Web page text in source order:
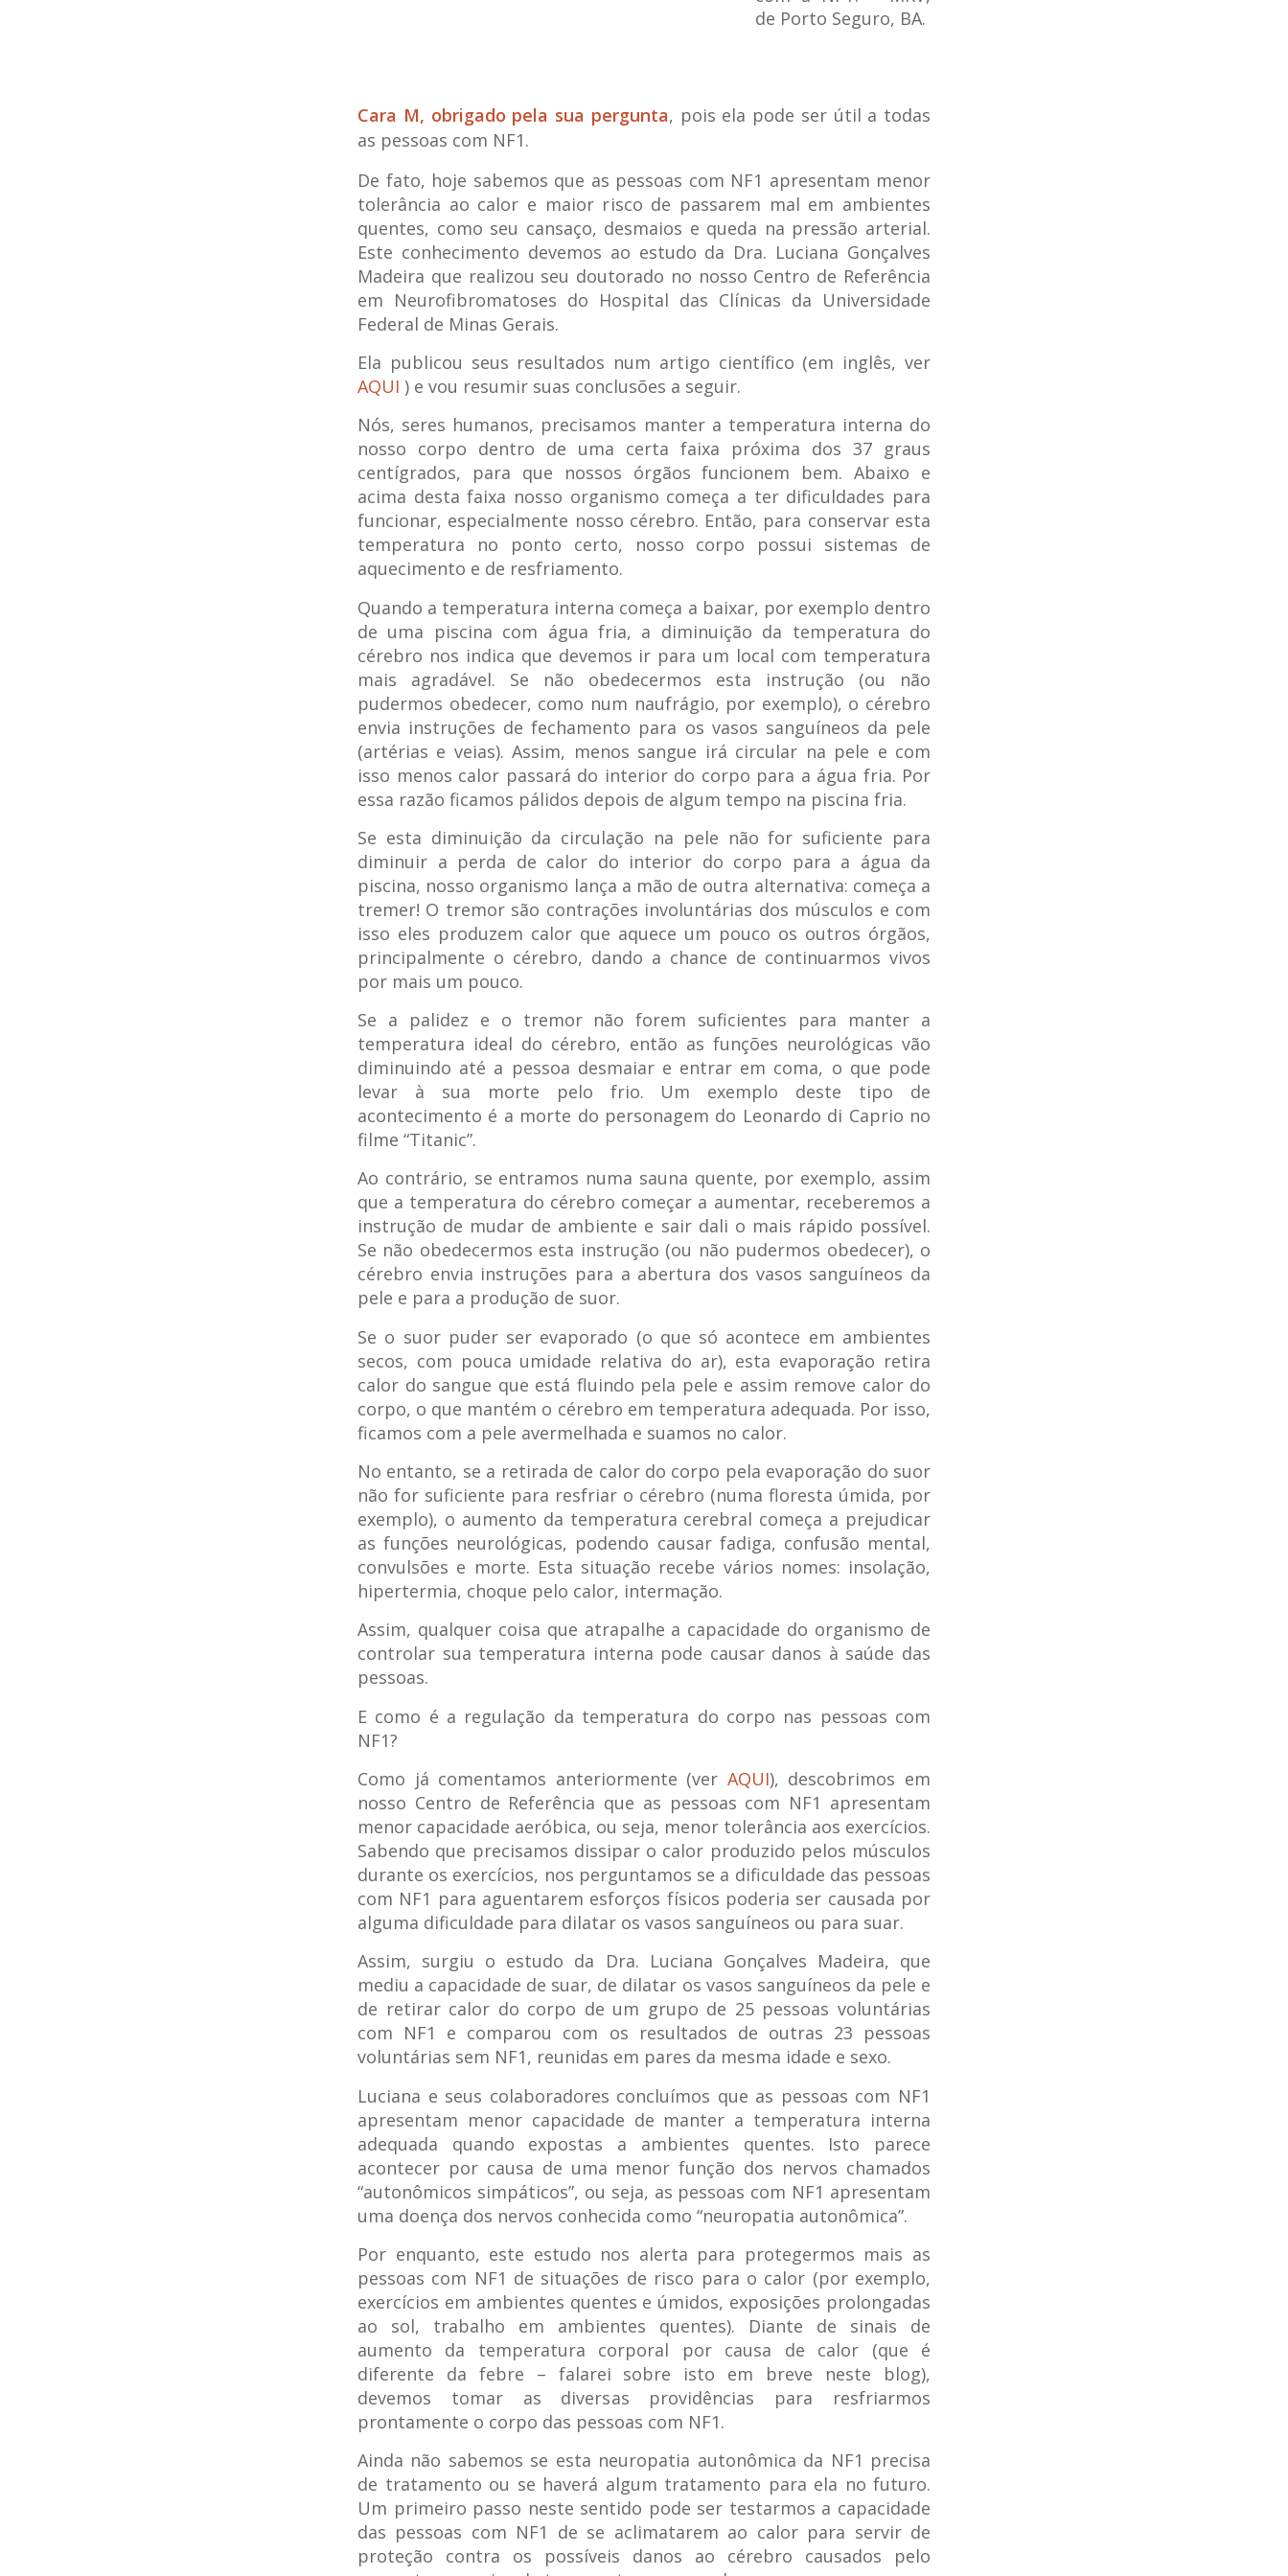
de Porto Seguro, BA.
Cara M, obrigado pela sua pergunta, pois ela pode ser útil a todas
as pessoas com NF1.
De fato, hoje sabemos que as pessoas com NF1 apresentam menor
tolerância ao calor e maior risco de passarem mal em ambientes
quentes, como seu cansaço, desmaios e queda na pressão arterial.
Este conhecimento devemos ao estudo da Dra. Luciana Gonçalves
Madeira que realizou seu doutorado no nosso Centro de Referência
em Neurofibromatoses do Hospital das Clínicas da Universidade
Federal de Minas Gerais.
Ela publicou seus resultados num artigo científico (em inglês, ver
AQUI ) e vou resumir suas conclusões a seguir.
Nós, seres humanos, precisamos manter a temperatura interna do
nosso corpo dentro de uma certa faixa próxima dos 37 graus
centígrados, para que nossos órgãos funcionem bem. Abaixo e
acima desta faixa nosso organismo começa a ter dificuldades para
funcionar, especialmente nosso cérebro. Então, para conservar esta
temperatura no ponto certo, nosso corpo possui sistemas de
aquecimento e de resfriamento.
Quando a temperatura interna começa a baixar, por exemplo dentro
de uma piscina com água fria, a diminuição da temperatura do
cérebro nos indica que devemos ir para um local com temperatura
mais agradável. Se não obedecermos esta instrução (ou não
pudermos obedecer, como num naufrágio, por exemplo), o cérebro
envia instruções de fechamento para os vasos sanguíneos da pele
(artérias e veias). Assim, menos sangue irá circular na pele e com
isso menos calor passará do interior do corpo para a água fria. Por
essa razão ficamos pálidos depois de algum tempo na piscina fria.
Se esta diminuição da circulação na pele não for suficiente para
diminuir a perda de calor do interior do corpo para a água da
piscina, nosso organismo lança a mão de outra alternativa: começa a
tremer! O tremor são contrações involuntárias dos músculos e com
isso eles produzem calor que aquece um pouco os outros órgãos,
principalmente o cérebro, dando a chance de continuarmos vivos
por mais um pouco.
Se a palidez e o tremor não forem suficientes para manter a
temperatura ideal do cérebro, então as funções neurológicas vão
diminuindo até a pessoa desmaiar e entrar em coma, o que pode
levar à sua morte pelo frio. Um exemplo deste tipo de
acontecimento é a morte do personagem do Leonardo di Caprio no
filme “Titanic”.
Ao contrário, se entramos numa sauna quente, por exemplo, assim
que a temperatura do cérebro começar a aumentar, receberemos a
instrução de mudar de ambiente e sair dali o mais rápido possível.
Se não obedecermos esta instrução (ou não pudermos obedecer), o
cérebro envia instruções para a abertura dos vasos sanguíneos da
pele e para a produção de suor.
Se o suor puder ser evaporado (o que só acontece em ambientes
secos, com pouca umidade relativa do ar), esta evaporação retira
calor do sangue que está fluindo pela pele e assim remove calor do
corpo, o que mantém o cérebro em temperatura adequada. Por isso,
ficamos com a pele avermelhada e suamos no calor.
No entanto, se a retirada de calor do corpo pela evaporação do suor
não for suficiente para resfriar o cérebro (numa floresta úmida, por
exemplo), o aumento da temperatura cerebral começa a prejudicar
as funções neurológicas, podendo causar fadiga, confusão mental,
convulsões e morte. Esta situação recebe vários nomes: insolação,
hipertermia, choque pelo calor, intermação.
Assim, qualquer coisa que atrapalhe a capacidade do organismo de
controlar sua temperatura interna pode causar danos à saúde das
pessoas.
E como é a regulação da temperatura do corpo nas pessoas com
NF1?
Como já comentamos anteriormente (ver AQUI), descobrimos em
nosso Centro de Referência que as pessoas com NF1 apresentam
menor capacidade aeróbica, ou seja, menor tolerância aos exercícios.
Sabendo que precisamos dissipar o calor produzido pelos músculos
durante os exercícios, nos perguntamos se a dificuldade das pessoas
com NF1 para aguentarem esforços físicos poderia ser causada por
alguma dificuldade para dilatar os vasos sanguíneos ou para suar.
Assim, surgiu o estudo da Dra. Luciana Gonçalves Madeira, que
mediu a capacidade de suar, de dilatar os vasos sanguíneos da pele e
de retirar calor do corpo de um grupo de 25 pessoas voluntárias
com NF1 e comparou com os resultados de outras 23 pessoas
voluntárias sem NF1, reunidas em pares da mesma idade e sexo.
Luciana e seus colaboradores concluímos que as pessoas com NF1
apresentam menor capacidade de manter a temperatura interna
adequada quando expostas a ambientes quentes. Isto parece
acontecer por causa de uma menor função dos nervos chamados
“autonômicos simpáticos”, ou seja, as pessoas com NF1 apresentam
uma doença dos nervos conhecida como “neuropatia autonômica”.
Por enquanto, este estudo nos alerta para protegermos mais as
pessoas com NF1 de situações de risco para o calor (por exemplo,
exercícios em ambientes quentes e úmidos, exposições prolongadas
ao sol, trabalho em ambientes quentes). Diante de sinais de
aumento da temperatura corporal por causa de calor (que é
diferente da febre – falarei sobre isto em breve neste blog),
devemos tomar as diversas providências para resfriarmos
prontamente o corpo das pessoas com NF1.
Ainda não sabemos se esta neuropatia autonômica da NF1 precisa
de tratamento ou se haverá algum tratamento para ela no futuro.
Um primeiro passo neste sentido pode ser testarmos a capacidade
das pessoas com NF1 de se aclimatarem ao calor para servir de
proteção contra os possíveis danos ao cérebro causados pelo